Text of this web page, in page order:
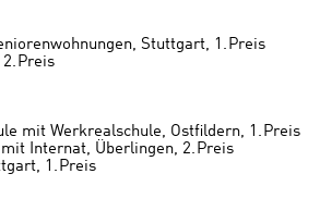
Stuttgart, 1. Preis
Preis
mit Werkrealschule, Ostfildern, 1. Preis
Internat, Überlingen, 2. Preis
1. Preis